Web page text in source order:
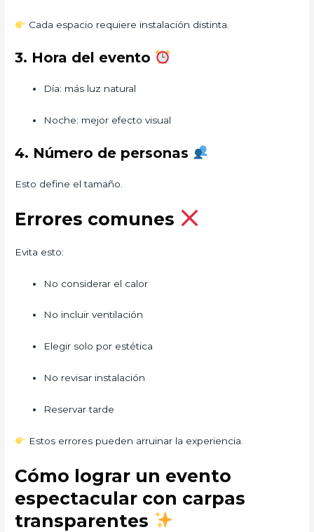
Cada espacio requiere instalación distinta.
3. Hora del evento
Día: más luz natural
Noche: mejor efecto visual
4. Número de personas
Esto define el tamaño.
Errores comunes
Evita esto:
No considerar el calor
No incluir ventilación
Elegir solo por estética
No revisar instalación
Reservar tarde
Estos errores pueden arruinar la experiencia.
Cómo lograr un evento
espectacular con carpas
transparentes